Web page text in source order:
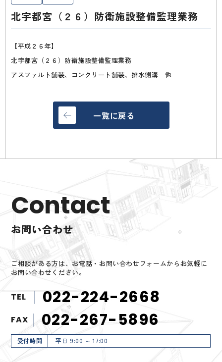
北宇都宮（２６）防衛施設整備監理業務
【平成２６年】
北宇都宮（２６）防衛施設整備監理業務
アスファルト舗装、コンクリート舗装、排水側溝 他
一覧に戻る
Contact
お問い合わせ
ご相談がある方は、お電話・お問い合わせフォームからお気軽に
お問い合わせください。
TEL 022-224-2668
FAX 022-267-5896
受付時間 平日 9:00 ～ 17:00